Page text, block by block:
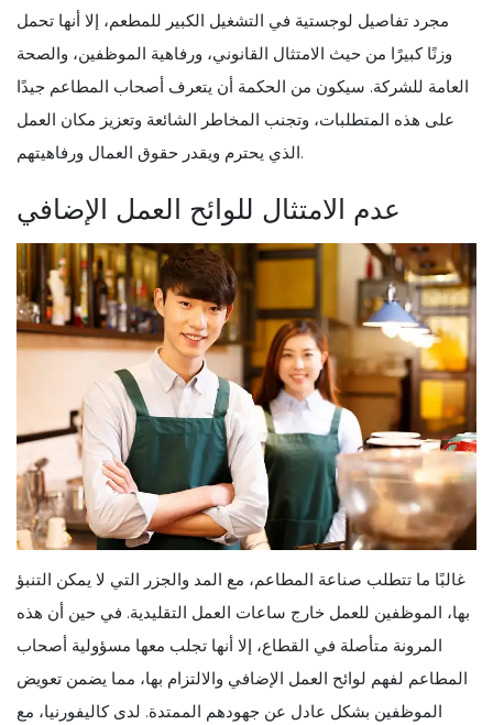
مجرد تفاصيل لوجستية في التشغيل الكبير للمطعم، إلا أنها تحمل
وزنًا كبيرًا من حيث الامتثال القانوني، ورفاهية الموظفين، والصحة
العامة للشركة. سيكون من الحكمة أن يتعرف أصحاب المطاعم جيدًا
على هذه المتطلبات، وتجنب المخاطر الشائعة وتعزيز مكان العمل
الذي يحترم ويقدر حقوق العمال ورفاهيتهم.
عدم الامتثال للوائح العمل الإضافي
غالبًا ما تتطلب صناعة المطاعم، مع المد والجزر التي لا يمكن التنبؤ
بها، الموظفين للعمل خارج ساعات العمل التقليدية. في حين أن هذه
المرونة متأصلة في القطاع، إلا أنها تجلب معها مسؤولية أصحاب
المطاعم لفهم لوائح العمل الإضافي والالتزام بها، مما يضمن تعويض
الموظفين بشكل عادل عن جهودهم الممتدة. لدى كاليفورنيا، مع